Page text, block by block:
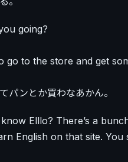
going?
go to the store and get
パンとか買わなあかん。
Elllo? There’s a
English on that site. You